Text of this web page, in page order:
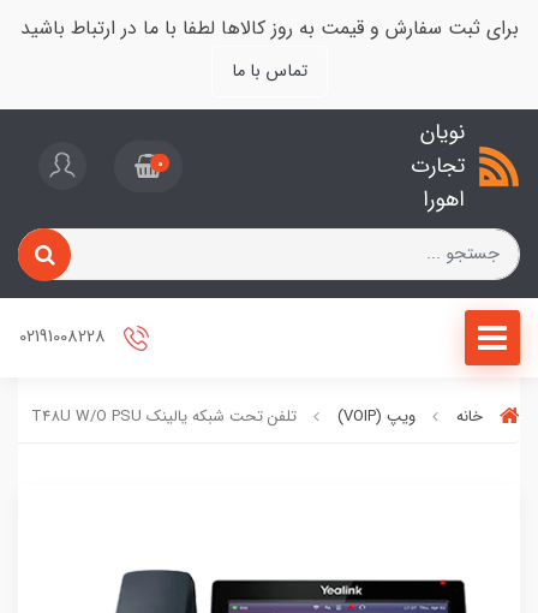
برای ثبت سفارش و قیمت به روز کالاها لطفا با ما در ارتباط باشید
تماس با ما
نویان
تجارت
اهورا
0
خانه ویپ (VOIP) تلفن تحت شبکه یالینک T48U W/O PSU